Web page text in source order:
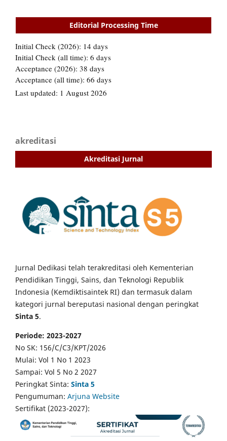
Editorial Processing Time
akreditasi
Akreditasi Jurnal
Jurnal Dedikasi telah terakreditasi oleh Kementerian
Pendidikan Tinggi, Sains, dan Teknologi Republik
Indonesia (Kemdiktisaintek RI) dan termasuk dalam
kategori jurnal bereputasi nasional dengan peringkat
Sinta 5.
Periode: 2023-2027
No SK: 156/C/C3/KPT/2026
Mulai: Vol 1 No 1 2023
Sampai: Vol 5 No 2 2027
Peringkat Sinta: Sinta 5
Pengumuman: Arjuna Website
Sertifikat (2023-2027):